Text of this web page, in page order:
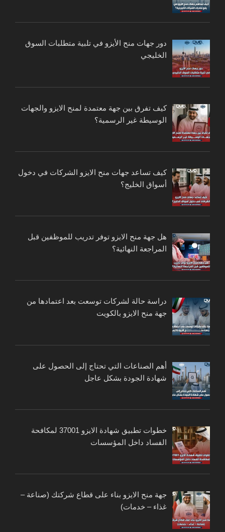
دور جهات منح الأيزو في تلبية متطلبات السوق
الخليجي
كيف تفرق بين جهة معتمدة لمنح الايزو والجهات
الوسيطة غير الرسمية؟
كيف تساعد جهات منح الايزو الشركات في دخول
أسواق الخليج؟
هل جهة منح الايزو توفر تدريب للموظفين قبل
المراجعة النهائية؟
دراسة حالة لشركات توسعت بعد اعتمادها من
جهة منح الايزو بالكويت
أهم الصناعات التي تحتاج إلى الحصول على
شهادة الجودة بشكل عاجل
خطوات تطبيق شهادة الايزو 37001 لمكافحة
الفساد داخل المؤسسات
جهة منح الايزو بناء على قطاع شركتك (صناعة –
غذاء – خدمات)